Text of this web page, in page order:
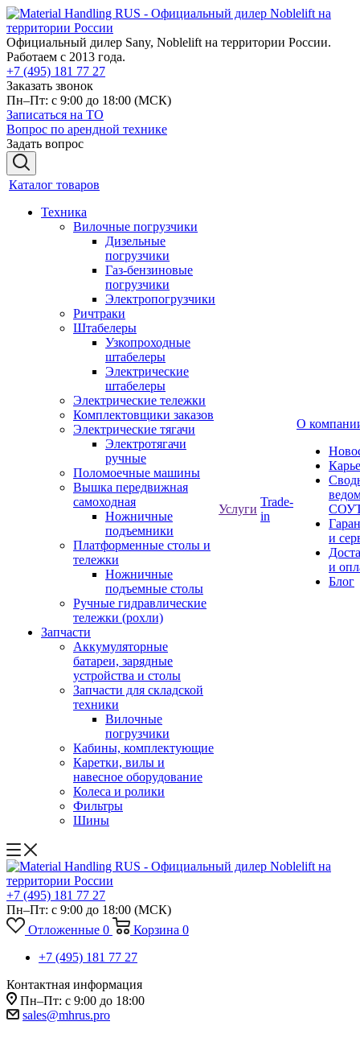
Официальный дилер Sany, Noblelift на территории России.
Работаем с 2013 года.
+7 (495) 181 77 27
Заказать звонок
Пн–Пт: с 9:00 до 18:00 (МСК)
Записаться на ТО
Вопрос по арендной технике
Задать вопрос
Каталог товаров
Техника
Вилочные погрузчики
Дизельные
погрузчики
Газ-бензиновые
погрузчики
Электропогрузчики
Ричтраки
Штабелеры
Узкопроходные
штабелеры
Электрические
штабелеры
Электрические тележки
Комплектовщики заказов
Электрические тягачи
Электротягачи
ручные
Поломоечные машины
Вышка передвижная
самоходная
Ножничные
подъемники
Платформенные столы и
тележки
Ножничные
подъемные столы
Ручные гидравлические
тележки (рохли)
Запчасти
Аккумуляторные
батареи, зарядные
устройства и столы
Запчасти для складской
техники
Вилочные
погрузчики
Кабины, комплектующие
Каретки, вилы и
навесное оборудование
Колеса и ролики
Фильтры
Шины
Услуги
Trade-
in
О
и
и
Блог
+7 (495) 181 77 27
Пн–Пт: с 9:00 до 18:00 (МСК)
Отложенные 0 Корзина 0
+7 (495) 181 77 27
Контактная информация
Пн–Пт: с 9:00 до 18:00
sales@mhrus.pro